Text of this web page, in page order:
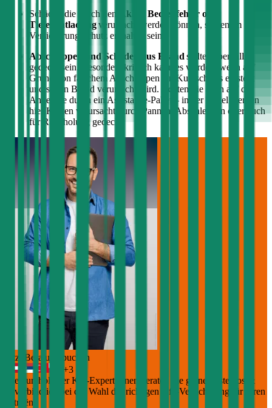
Schäden die durch den
Akku, Bedienfehler oder
Tiefenentladungverursacht werden können, sollten im
Versicherungsschutz enthalten sein
Abschleppen und Schäden aus Brand sollten ebenfalls
gedeckt sein. Besonders kritisch kann es werden, wenn auf
Grund von falschem Abschleppen ein Kurzschluss entsteht
und so ein Brand verursacht wird. Achten Sie auch auf die
Angebote durch ein Assistance-Paket – in der Regel werden
hier Kosten verursacht durch Pannen, Abschleppen oder auch
für Rückholung gedeckt.
Jetzt Beratung buchen
+3
Die durchblicker Kfz-Expert:innen beraten Sie gerne kostenlos &
unverbindlich bei der Wahl der richtigen Kfz-Versicherung für Ihren
Citroën